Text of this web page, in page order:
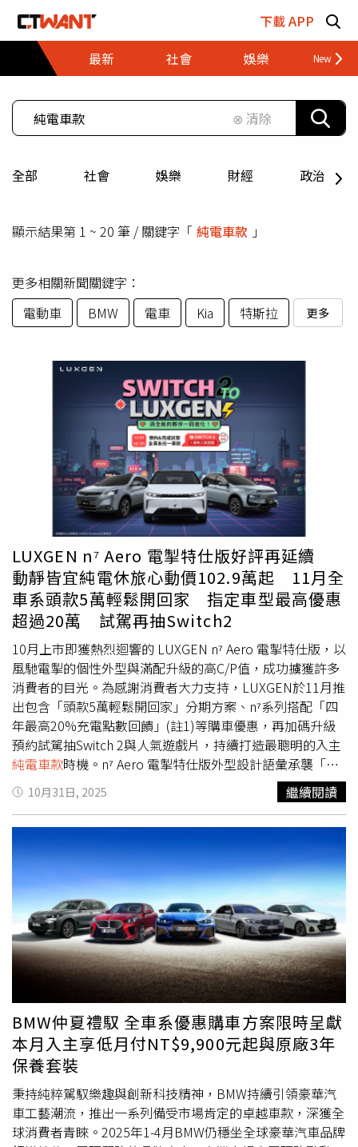
下載 APP
最新
社會 娛樂 財經
⊗ 清除
全部 社會 娛樂 財經 政治
顯示結果第 1 ~ 20 筆 / 關鍵字「 純電車款 」
更多相關新聞關鍵字：
電動車
BMW 電車 Kia 特斯拉 更多
LUXGEN n⁷ Aero 電掣特仕版好評再延續
動靜皆宜純電休旅心動價102.9萬起 11月全
車系頭款5萬輕鬆開回家 指定車型最高優惠
超過20萬 試駕再抽Switch2
10月上市即獲熱烈迴響的 LUXGEN n⁷ Aero 電掣特仕版，以
風馳電掣的個性外型與滿配升級的高C/P值，成功擄獲許多
消費者的目光。為感謝消費者大力支持，LUXGEN於11月推
出包含「頭款5萬輕鬆開回家」分期方案、n⁷系列搭配「四
年最高20%充電點數回饋」(註1)等購車優惠，再加碼升級
預約試駕抽Switch 2與人氣遊戲片，持續打造最聰明的入主
純電車款時機。n⁷ Aero 電掣特仕版外型設計語彙承襲「以
風塑形」，並專屬搭載 LuxAero 電掣套組(前/後擾流)、導
流尾翼、懸浮式輪圈蓋、車載充電地圖與車門飾板等配件，
兼具性能感與實用性，心動價102.9萬起，入主即享風格升
級、科技滿載，是購車一次到位最聰明的選擇。此外，
LUXGEN 11月響應政府，特別推出新購補助獨家加碼！品
牌全車系適用「頭款5萬元」輕鬆入主專案 (註2)，包含純電
休旅n⁷全車系(n⁷ 5人Aero 電掣特仕版除外)、結合SUV、
MPV以及福祉功能獨特定位的URX NEO、國民跑旅U6
NEO，加上各項當月限定優惠、好禮，指定車型最高優惠超
過20萬！無論要換購油/電車款、11月選LUXGEN最划算，
從日常通勤到假期出遊，LUXGEN將持續陪伴你展開每一趟
充滿亮點的旅程，優惠詳情詳洽各地LUXGEN展間。
LUXGEN n⁷ Aero 電掣特仕版好評再延續，動靜皆宜純電休
旅心動價102.9萬起，11月全車系頭款5萬輕鬆開回家，指
定車型最高優惠超過20萬，試駕再抽Switch2。（圖片提供
／LUXGEN）n⁷純電實力 × 智能科技 × 安心保固一次到
位！n⁷ 擁有最高711公里續航(NEDC)與後驅動力設定，搭
配 ADAS Lv.2+ 智慧駕駛輔助、AR View⁺環車影像科技，實
現駕馭即馳的熱血體驗。2,920mm 超長軸距結合 5+2 多功
10月31日, 2025 繼續閱讀
BMW仲夏禮馭 全車系優惠購車方案限時呈獻
本月入主享低月付NT$9,900元起與原廠3年
保養套裝
秉持純粹駕馭樂趣與創新科技精神，BMW持續引領豪華汽
車工藝潮流，推出一系列備受市場肯定的卓越車款，深獲全
球消費者青睞。2025年1-4月BMW仍穩坐全球豪華汽車品牌